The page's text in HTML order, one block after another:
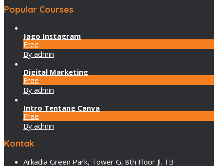
Popular Courses
Jago Instagram
Free
By admin
Digital Marketing
Free
By admin
Intro Tentang Canva
Free
By admin
Kontak
Arkadia Green Park, Tower G, 8th Floor Jl. TB